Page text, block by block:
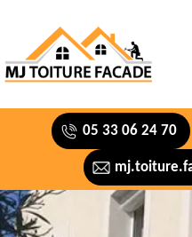
05 33 06 24 70